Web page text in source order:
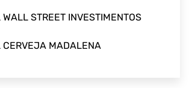
STREET INVESTIMENTOS
CERVEJA MADALENA